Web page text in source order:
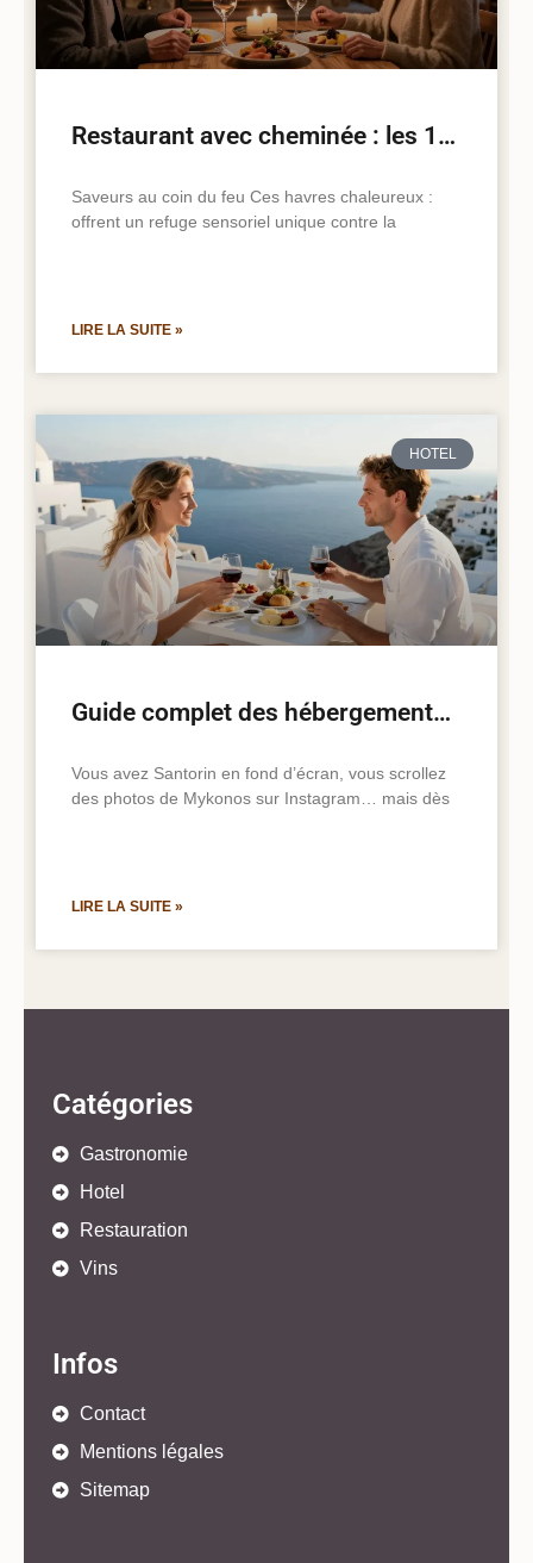
Restaurant avec cheminée : les 10 meilleures adresses pour un hiver chaleureux
Saveurs au coin du feu Ces havres chaleureux :
offrent un refuge sensoriel unique contre la
LIRE LA SUITE »
HOTEL
Guide complet des hébergements dans les îles grecques : où loger et comment bien choisir
Vous avez Santorin en fond d’écran, vous scrollez
des photos de Mykonos sur Instagram… mais dès
LIRE LA SUITE »
Catégories
Gastronomie
Hotel
Restauration
Vins
Infos
Contact
Mentions légales
Sitemap